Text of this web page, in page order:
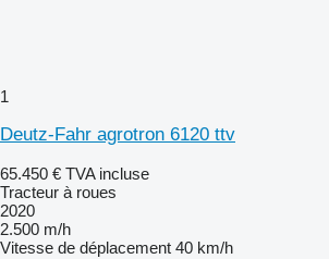
1
Deutz-Fahr agrotron 6120 ttv
65.450 € TVA incluse
Tracteur à roues
2020
2.500 m/h
Vitesse de déplacement 40 km/h